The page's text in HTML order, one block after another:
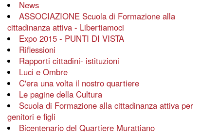
News
ASSOCIAZIONE Scuola di Formazione alla
cittadinanza attiva - Libertiamoci
Expo 2015 - PUNTI DI VISTA
Riflessioni
Rapporti cittadini- istituzioni
Luci e Ombre
C'era una volta il nostro quartiere
Le pagine della Cultura
Scuola di Formazione alla cittadinanza attiva per
genitori e figli
Bicentenario del Quartiere Murattiano